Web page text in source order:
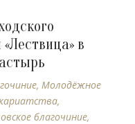
в
,Молодёжное
,
благочиние,